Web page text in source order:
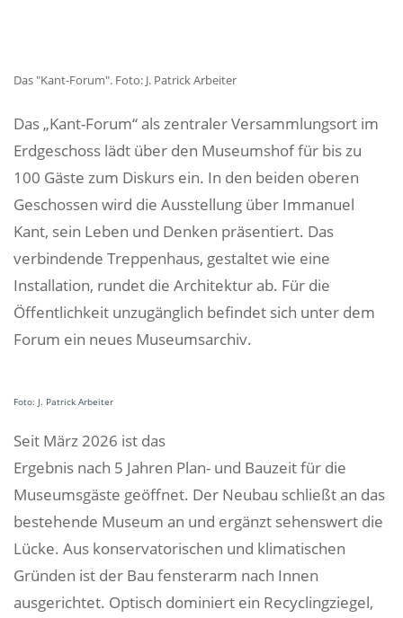
Das "Kant-Forum". Foto: J. Patrick Arbeiter
Das „Kant-Forum“ als zentraler Versammlungsort im
Erdgeschoss lädt über den Museumshof für bis zu
100 Gäste zum Diskurs ein. In den beiden oberen
Geschossen wird die Ausstellung über Immanuel
Kant, sein Leben und Denken präsentiert. Das
verbindende Treppenhaus, gestaltet wie eine
Installation, rundet die Architektur ab. Für die
Öffentlichkeit unzugänglich befindet sich unter dem
Forum ein neues Museumsarchiv.​​​​‌ ‍ ​‍​‍‌‍ ‌ ​‍‌‍‍‌‌‍‌ ‌‍‍‌‌‍ ‍​‍​‍​ ‍‍​‍​‍‌ ​ ‌‍​‌‌‍ ‍‌‍‍‌‌ ‌​‌ ‍‌​‍ ‍‌‍‍‌‌‍ ​‍​‍​‍ ​​‍​‍‌‍‍​‌ ​‍‌‍‌‌‌‍‌‍​‍​‍​ ‍‍​‍​‍​‍ ‌ ​ ‌ ‌​‌ ‌‌‌‍‌​‌‍‍‌‌‍ ​‍ ‌‍‍‌‌‍ ‍‌ ‌​‌‍‌‌‌‍ ‍‌ ‌​​‍ ‌‍‌‌‌‍‌​‌‍‍‌‌ ‌​​‍ ‌‍ ‌‌‍ ‌‍‌​‌‍‌‌​ ‌‌ ​​‌ ​‍‌‍‌‌‌ ​ ‌‍‌‌‌‍ ‍‌ ‌​‌‍​‌‌ ‌​‌‍‍‌‌‍ ‌‍ ‍​ ‍ ‌‍‍‌‌‍‌​​ ‌‌ ​​‌ ​‍‌‍ ‌‍‍‍‌‍‌‌‌‍​ ‌ ‌​​‍ ‌​ ​‌​ ​‍​ ‍‌​ ‍ ‌ ‌​‌ ‍‌‌ ​​‌‍‌‌​ ‌‌ ​​‌ ​‍‌‍ ‌‍‍‍‌‍‌‌‌‍​ ‌ ‌​​ ‍ ‌ ​​‌‍​‌‌ ‌​‌‍‍​​ ‌‌‍‌​‌‍‌‌‌ ​ ‌‍​ ‌ ​‍‌‍‍‌‌ ​​‌ ‌​‌‍‍‌‌‍ ‌‍ ‍​‍‌‌​ ‌‌‌​​‍‌‌ ‌‍‍ ‌‍‌‌‌ ‍‌​‍‌‌​ ​ ‌​‌​​‍‌‌​ ​ ‌​‌​​‍‌‌​ ​‍​ ​‍‌‍​‍‌‍​ ​ ‌‌​ ‌ ​ ‌ ‌‍​ ​ ‍‌​ ​​​ ‌‍​ ​​‌‍​ ‌‍​‍​‍‌‌​ ​‍​ ​‍​‍‌‌​ ‌‌‌​‌​​‍ ‍‌‍​ ‌‍‍​‌‍‍‌‌‍ ​‌‍‌​‌ ​‍‌‍‌‌‌‍ ‍​‍‌‌​ ‌‌‌​​‍‌‌ ‌‍‍ ‌‍‌‌‌ ‍‌​‍‌‌​ ​ ‌​‌​​‍‌‌​ ​ ‌​‌​​‍‌‌​ ​‍​ ​‍‌‍​‌‌‍​‌​ ‍​​ ​​​ ‌‍​ ​‍​ ​‌​ ‍‌​ ​‍​ ​‍​ ​ ‌‍‌‌​‍‌‌​ ​‍​ ​‍​‍‌‌​ ‌‌‌​‌​​‍ ‍‌ ‌​‌‍‌‌‌ ‍​‌ ‌​​ ‌‍​‍‌‍​‌‌ ​ ‌‍‌‌‌‌‌‌‌ ​‍‌‍ ​​ ‌​‍‌‌​ ​‍‌​‌‍‌ ​ ‌ ‌​‌ ‌‌‌‍‌​‌‍‍‌‌‍ ​‍‌‍‌‍‍‌‌‍‌​​ ‌‌ ​​‌ ​‍‌‍ ‌‍‍‍‌‍‌‌‌‍​ ‌ ‌​​‍ ‌​ ​‌​ ​‍​ ‍‌​‍‌‍‌ ‌​‌ ‍‌‌ ​​‌‍‌‌​ ‌‌ ​​‌ ​‍‌‍ ‌‍‍‍‌‍‌‌‌‍​ ‌ ‌​​‍‌‍‌ ​​‌‍​‌‌ ‌​‌‍‍​​ ‌‌‍‌​‌‍‌‌‌ ​ ‌‍​ ‌ ​‍‌‍‍‌‌ ​​‌ ‌​‌‍‍‌‌‍ ‌‍ ‍​‍‌‌​ ‌‌‌​​‍‌‌ ‌‍‍ ‌‍‌‌‌ ‍‌​‍‌‌​ ​ ‌​‌​​‍‌‌​ ​ ‌​‌​​‍‌‌​ ​‍​ ​‍‌‍​‍‌‍​ ​ ‌‌​ ‌ ​ ‌ ‌‍​ ​ ‍‌​ ​​​ ‌‍​ ​​‌‍​ ‌‍​‍​‍‌‌​ ​‍​ ​‍​‍‌‌​ ‌‌‌​‌​​‍ ‍‌‍​ ‌‍‍​‌‍‍‌‌‍ ​‌‍‌​‌ ​‍‌‍‌‌‌‍ ‍​‍‌‌​ ‌‌‌​​‍‌‌ ‌‍‍ ‌‍‌‌‌ ‍‌​‍‌‌​ ​ ‌​‌​​‍‌‌​ ​ ‌​‌​​‍‌‌​ ​‍​ ​‍‌‍​‌‌‍​‌​ ‍​​ ​​​ ‌‍​ ​‍​ ​‌​ ‍‌​ ​‍​ ​‍​ ​ ‌‍‌‌​‍‌‌​ ​‍​ ​‍​‍‌‌​ ‌‌‌​‌​​‍ ‍‌ ‌​‌‍‌‌‌ ‍​‌ ‌​​‍‌‍‌ ​​‌‍‌‌‌ ​‍‌ ​ ‌ ​​‌‍‌‌‌‍​ ‌ ‌​‌‍‍‌‌ ‌‍‌‍‌‌​ ‌‌ ​​‌ ‌‌‌‍​‍‌‍ ​‌‍‍‌‌ ​ ‌‍‍​‌‍‌‌‌‍‌​​‍​‍‌
Foto: J. Patrick Arbeiter
Seit März 2026 ist das
Ergebnis nach 5 Jahren Plan- und Bauzeit für die
Museumsgäste geöffnet. Der Neubau schließt an das
bestehende Museum an und ergänzt sehenswert die
Lücke. Aus konservatorischen und klimatischen
Gründen ist der Bau fensterarm nach Innen
ausgerichtet. Optisch dominiert ein Recyclingziegel,